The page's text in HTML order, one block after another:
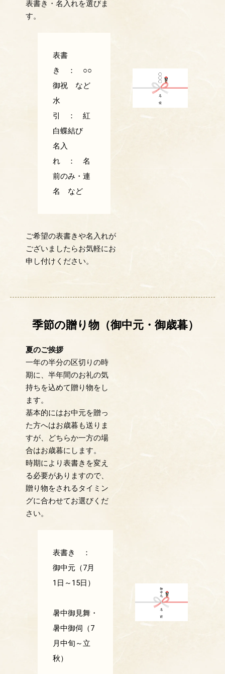
表書き・名入れを選びま
す。
表書
き ： ○○
御祝 など
水
引 ： 紅
白蝶結び
名入
れ ： 名
前のみ・連
名 など
ご希望の表書きや名入れが
ございましたらお気軽にお
申し付けください。
季節の贈り物（御中元・御歳暮）
夏のご挨拶
一年の半分の区切りの時
期に、半年間のお礼の気
持ちを込めて贈り物をし
ます。
基本的にはお中元を贈っ
た方へはお歳暮も送りま
すが、どちらか一方の場
合はお歳暮にします。
時期により表書きを変え
る必要がありますので、
贈り物をされるタイミン
グに合わせてお選びくだ
さい。
表書き ：
御中元（7月
1日～15日）
暑中御見舞・
暑中御伺（7
月中旬～立
秋）